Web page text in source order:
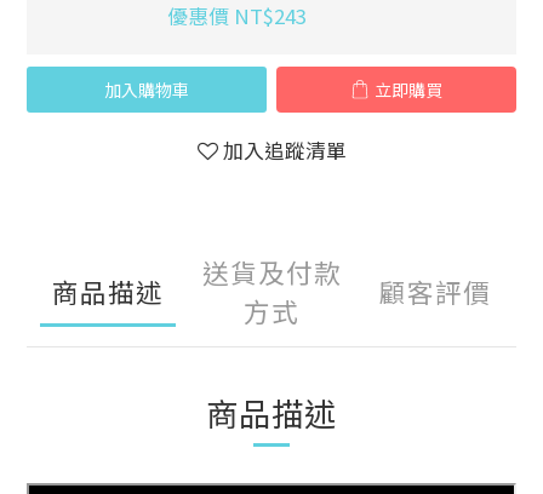
優惠價 NT$243
加入購物車 立即購買
加入追蹤清單
商品描述
送貨及付款
方式
顧客評價
商品描述